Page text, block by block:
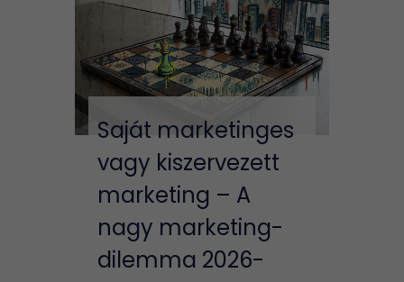
Saját marketinges
vagy kiszervezett
marketing – A
nagy marketing-
dilemma 2026-